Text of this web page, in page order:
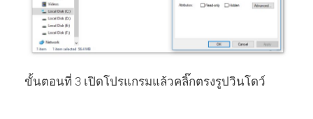
ขั้นตอนที่ 3 เปิดโปรแกรมแล้วคลิ๊กตรงรูปวินโดว์